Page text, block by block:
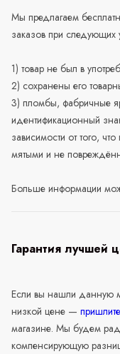
Мы предлагаем
заказов при следующих
1) товар не был в
2) сохранены его
3) пломбы, фабричные
идентификационный
зависимости от того,
мятыми и не
Больше информации
Гарантия лучшей
Если вы нашли данную
низкой цене —
магазине. Мы будем
компенсирующую